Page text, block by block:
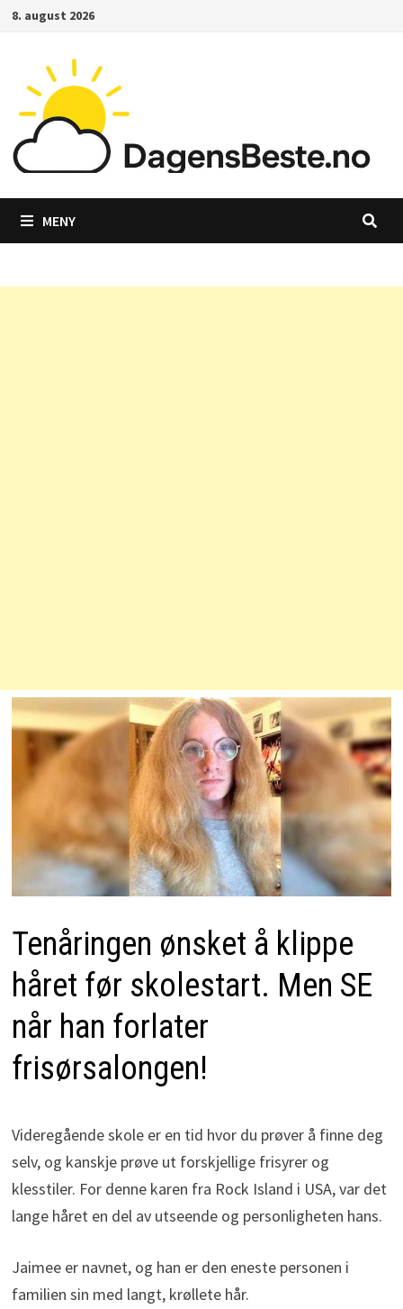
Gå8. august 2026
MENY
Tenåringen ønsket å klippe
håret før skolestart. Men SE
når han forlater
frisørsalongen!
Videregående skole er en tid hvor du prøver å finne deg
selv, og kanskje prøve ut forskjellige frisyrer og
klesstiler. For denne karen fra Rock Island i USA, var det
lange håret en del av utseende og personligheten hans.
Jaimee er navnet, og han er den eneste personen i
familien sin med langt, krøllete hår.